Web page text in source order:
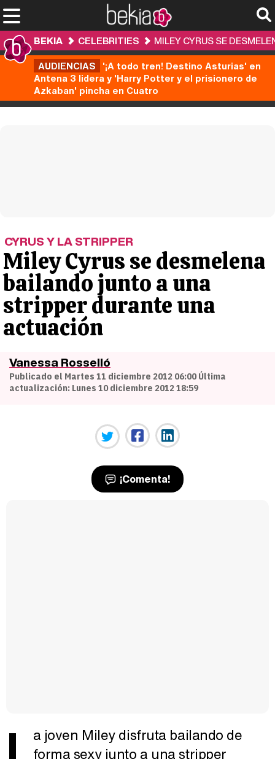
BEKIA CELEBRITIES
MILEY CYRUS SE
AUDIENCIAS '¡A todo tren! Destino Asturias' en
Antena 3 lidera y 'Harry Potter y el prisionero de
Azkaban' pincha en Cuatro
CYRUS Y LA STRIPPER
Miley Cyrus se desmelena
bailando junto a una
stripper durante una
actuación
Vanessa Rosselló
Publicado el Martes 11 diciembre 2012 06:00 Última
actualización: Lunes 10 diciembre 2012 18:59
¡Comenta!
a joven Miley disfruta bailando de
forma sexy junto a una stripper